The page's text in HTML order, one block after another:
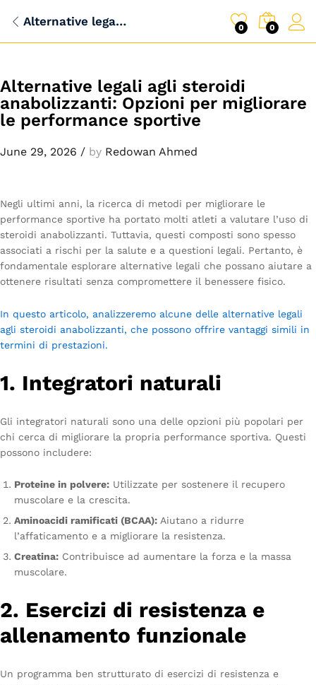
Alternative legali agli steroidi anabolizzanti: Opzioni per migliorare le performance sportive 0 0
Alternative legali agli steroidi
anabolizzanti: Opzioni per migliorare
le performance sportive
June 29, 2026 / by Redowan Ahmed
Negli ultimi anni, la ricerca di metodi per migliorare le
performance sportive ha portato molti atleti a valutare l’uso di
steroidi anabolizzanti. Tuttavia, questi composti sono spesso
associati a rischi per la salute e a questioni legali. Pertanto, è
fondamentale esplorare alternative legali che possano aiutare a
ottenere risultati senza compromettere il benessere fisico.
In questo articolo, analizzeremo alcune delle alternative legali
agli steroidi anabolizzanti, che possono offrire vantaggi simili in
termini di prestazioni.
1. Integratori naturali
Gli integratori naturali sono una delle opzioni più popolari per
chi cerca di migliorare la propria performance sportiva. Questi
possono includere:
Proteine in polvere: Utilizzate per sostenere il recupero
muscolare e la crescita.
Aminoacidi ramificati (BCAA): Aiutano a ridurre
l’affaticamento e a migliorare la resistenza.
Creatina: Contribuisce ad aumentare la forza e la massa
muscolare.
2. Esercizi di resistenza e
allenamento funzionale
Un programma ben strutturato di esercizi di resistenza e